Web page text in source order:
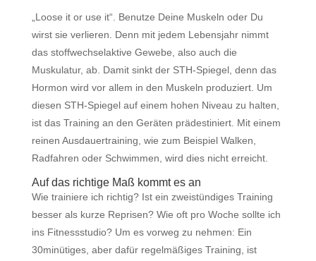
„Loose it or use it“. Benutze Deine Muskeln oder Du
wirst sie verlieren. Denn mit jedem Lebensjahr nimmt
das stoffwechselaktive Gewebe, also auch die
Muskulatur, ab. Damit sinkt der STH-Spiegel, denn das
Hormon wird vor allem in den Muskeln produziert. Um
diesen STH-Spiegel auf einem hohen Niveau zu halten,
ist das Training an den Geräten prädestiniert. Mit einem
reinen Ausdauertraining, wie zum Beispiel Walken,
Radfahren oder Schwimmen, wird dies nicht erreicht.
Auf das richtige Maß kommt es an
Wie trainiere ich richtig? Ist ein zweistündiges Training
besser als kurze Reprisen? Wie oft pro Woche sollte ich
ins Fitnessstudio? Um es vorweg zu nehmen: Ein
30minütiges, aber dafür regelmäßiges Training, ist